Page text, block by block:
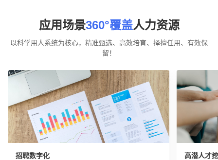
应用场景360°覆盖人力资源
以科学用人系统为核心，精准甄选、高效培育、择擅任用、有效保
留！
招聘数字化
高潜人才